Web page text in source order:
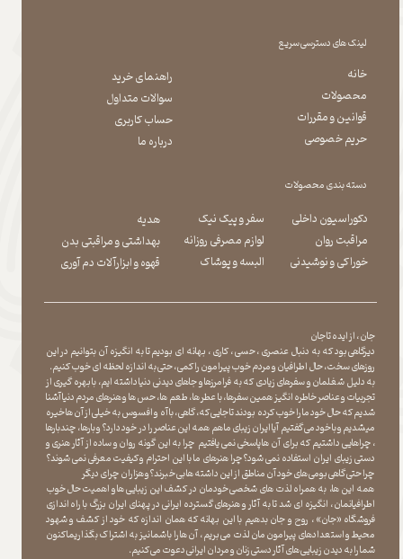
لینک های دسترسی سریع
دسته بندی محصولات
خانه
محصولات
قوانین و مقررات
حریم خصوصی
راهنمای خرید
سوالات متداول
حساب کاربری
درباره ما
دکوراسیون داخلی
مراقبت روان
​​​​​​​خوراکی و نوشیدنی
سفر و پیک نیک
لوازم مصرفی روزانه
​​​​​​​البسه و پوشاک
هدیه
بهداشتی و مراقبتی بدن
​​​​​​​قهوه و ابزارآلات دم آوری
جان ، از ایده تا جان
دیرگاهی بود که به دنبال عنصری ، حسی ، کاری ، بهانه ای بودیم تا به انگیزه آن بتوانیم در این
روزهای سخت ، حال اطرافیان و مردم خوب پیرامون را کمی ، حتی به اندازه لحظه ای خوب کنیم.
به دلیل شغلمان و سفرهای زیادی که به فرامرزها و جاهای دیدنی دنیا داشته ایم، با بهره گیری از
تجربیات و عناصر خاطره انگیز همین سفرها ، با عطر ها ، طعم ها ، حس ها و هنرهای مردم دنیا آشنا
شدیم که حال خود ما را خوب کرده بودند تا جایی که، گاهی ، با آه و افسوس به خیلی از آن ها خیره
میشدیم و با خود می گفتیم آیا ایران زیبای ما هم همه این عناصر را در خود دارد؟ و بارها ، چندبارها
، چراهایی داشتیم که برای آن ها پاسخی نمی یافتیم چرا به این گونه روان و ساده از آثار هنری و
دستی زیبای ایران استفاده نمی شود؟چرا هنرهای ما با این احترام و کیفیت معرفی نمی شوند؟
چرا حتی گاهی بومی های خود آن مناطق از این داشته ها بی خبرند؟و هزاران چرای دیگر
​​​​​​​ همه این ها، به همراه لذت های شخصی خودمان در کشف این زیبایی ها و اهمیت حال خوب
اطرافیانمان ، انگیزه ای شد تا به آثار و هنرهای گسترده ایرانی در پهنای ایران بزرگ با راه اندازی
فروشگاه «جان» ، روح و جان بدهیم با این بهانه که همان اندازه که خود از کشف و شهود
محیط و استعدادهای پیرامون مان لذت می بریم ، آن ها را با شما نیز به اشتراک بگذاریماکنون
شما را به دیدن زیبایی های آثار دستی زنان و مردان ایرانی دعوت می کنیم.